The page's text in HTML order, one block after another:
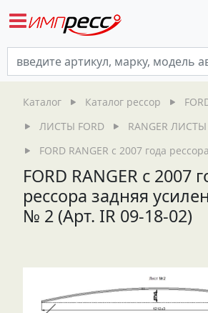
Каталог Каталог рессор
ЛИСТЫ FORD
RANGER ЛИСТЫ
FORD RANGER с 2007 года
FORD RANGER с 2007
рессора задняя
№ 2 (Арт. IR 09-18-02)